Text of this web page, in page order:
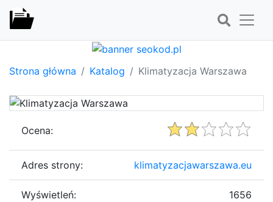
Strona główna Katalog Klimatyzacja Warszawa
Ocena:
Adres strony: klimatyzacjawarszawa.eu
Wyświetleń: 1656